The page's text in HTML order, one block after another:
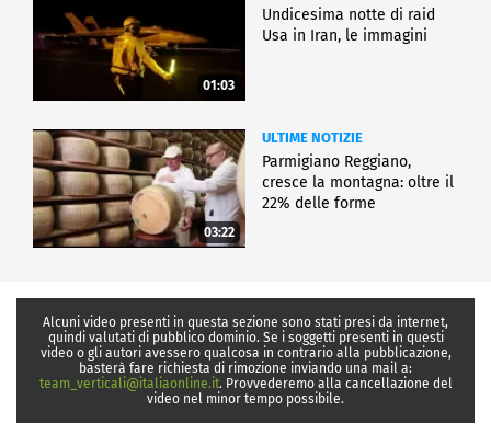
01:03
Undicesima notte di raid
Usa in Iran, le immagini
03:22
ULTIME NOTIZIE
Parmigiano Reggiano,
cresce la montagna: oltre il
22% delle forme
Alcuni video presenti in questa sezione sono stati presi da internet,
quindi valutati di pubblico dominio. Se i soggetti presenti in questi
video o gli autori avessero qualcosa in contrario alla pubblicazione,
basterà fare richiesta di rimozione inviando una mail a:
team_verticali@italiaonline.it. Provvederemo alla cancellazione del
video nel minor tempo possibile.